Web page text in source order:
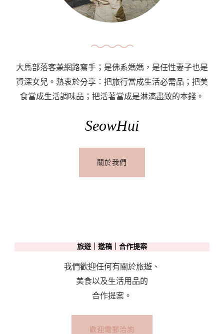
大馬部落客兼網路寫手；是佛系媽媽，是任性妻子也是
資深女兒。熱衷於分享：把旅行當成生活必需品；把美
食當成生活調味品；把活著當成是淋漓盡致的本錢。
SeowHui
關於我們
旅遊｜邀稿｜合作提案
我們歡迎任何有關於旅遊、
美食以及生活用品的
合作提案。
歡迎電郵洽詢